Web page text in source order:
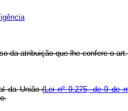
da atribuição que lhe confere o
da União (Lei nº 9.275, de 9 de